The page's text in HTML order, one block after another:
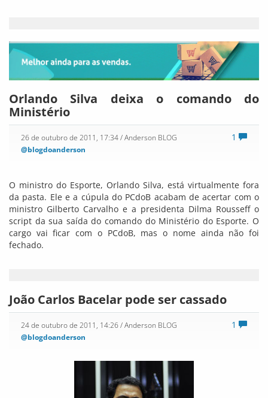
Orlando Silva deixa o comando do
Ministério
1
26 de outubro de 2011, 17:34/ Anderson BLOG
@blogdoanderson
O ministro do Esporte, Orlando Silva, está virtualmente fora
da pasta. Ele e a cúpula do PCdoB acabam de acertar com o
ministro Gilberto Carvalho e a presidenta Dilma Rousseff o
script da sua saída do comando do Ministério do Esporte. O
cargo vai ficar com o PCdoB, mas o nome ainda não foi
fechado.
João Carlos Bacelar pode ser cassado
1
24 de outubro de 2011, 14:26/ Anderson BLOG
@blogdoanderson